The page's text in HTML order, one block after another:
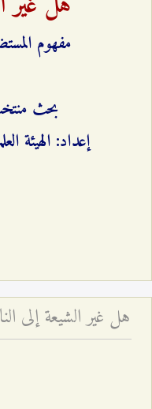
مفهوم
بحث
إعداد: الهيئة